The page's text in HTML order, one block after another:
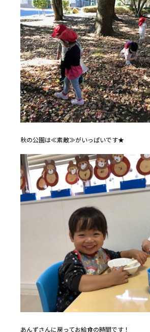
秋の公園は≪素敵≫がいっぱいです★
あんずさんに戻ってお給食の時間です！